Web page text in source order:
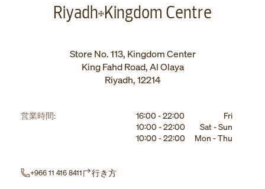
Riyadh Kingdom Centre
Store No. 113, Kingdom Center
King Fahd Road, Al Olaya
Riyadh,12214
営業時間: 曜日時間 Fri
16:00-22:00
Sat - Sun
10:00-22:00
Mon - Thu
10:00-22:00
+966 11 416 8411 行き方Link Opens in New Tab